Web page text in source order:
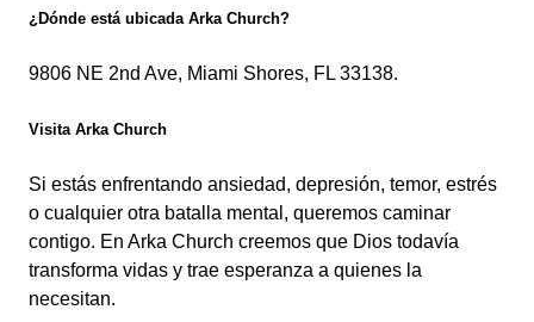
¿Dónde está ubicada Arka Church?
9806 NE 2nd Ave, Miami Shores, FL 33138.
Visita Arka Church
Si estás enfrentando ansiedad, depresión, temor, estrés
o cualquier otra batalla mental, queremos caminar
contigo. En Arka Church creemos que Dios todavía
transforma vidas y trae esperanza a quienes la
necesitan.